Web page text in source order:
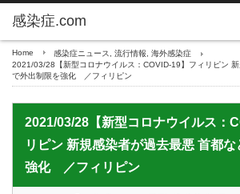
Home 感染症ニュース 流行情報
海外感染症
2021/03/28【新型コロナウイルス：COVID-19】フィリピン
で外出制限を強化 ／フィリピン
2021/03/28【新型コロナウイルス：
リピン 新規感染者が過去最悪 首都
強化 ／フィリピン